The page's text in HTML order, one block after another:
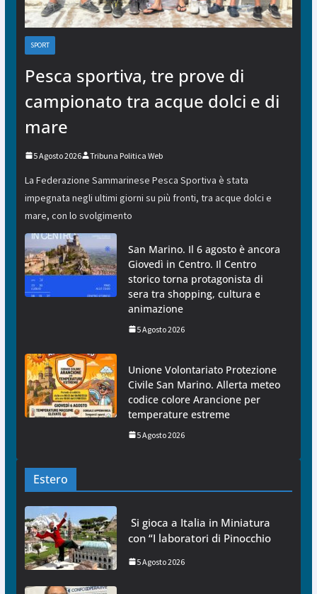
SPORT
Pesca sportiva, tre prove di
campionato tra acque dolci e di
mare
5 Agosto 2026 Tribuna Politica Web
La Federazione Sammarinese Pesca Sportiva è stata
impegnata negli ultimi giorni su più fronti, tra acque dolci e
mare, con lo svolgimento
San Marino. Il 6 agosto è ancora
Giovedì in Centro. Il Centro
storico torna protagonista di
sera tra shopping, cultura e
animazione
5 Agosto 2026
Unione Volontariato Protezione
Civile San Marino. Allerta meteo
codice colore Arancione per
temperature estreme
5 Agosto 2026
Estero
Si gioca a Italia in Miniatura
con “I laboratori di Pinocchio
5 Agosto 2026